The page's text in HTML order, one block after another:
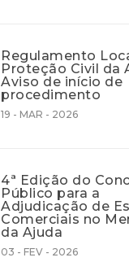
Regulamento
Proteção Civil da
Aviso de início de
procedimento
19 - MAR - 2026
4ª Edição do
Público para a
Adjudicação de
Comerciais no
da Ajuda
03 - FEV - 2026